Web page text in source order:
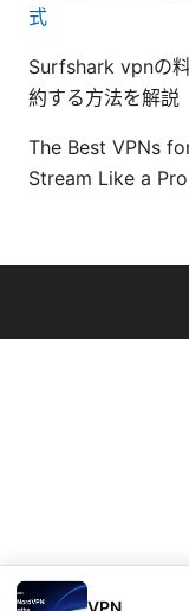
式
Surfshark vpnの
約する方法を解説
The Best VPNs
Stream Like a Pro
VPN